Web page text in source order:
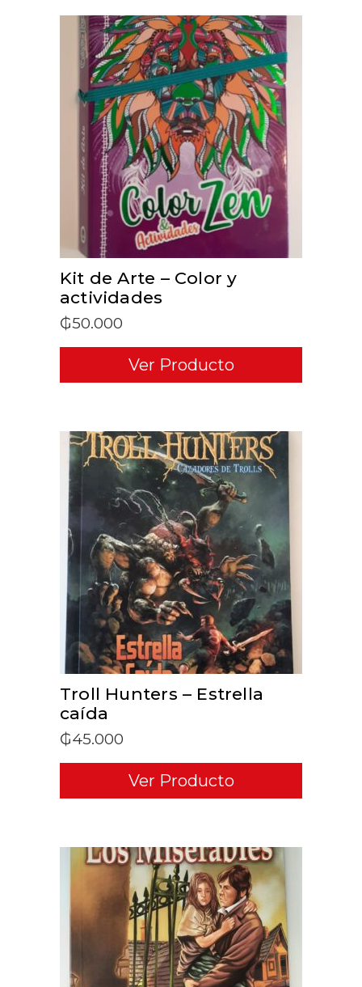
ADD TO CART
Kit de Arte – Color y
actividades
₲50.000
Ver Producto
ADD TO CART
Troll Hunters – Estrella
caída
₲45.000
Ver Producto
ADD TO CART